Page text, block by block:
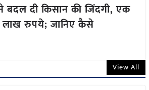
बदल दी किसान की जिंदगी, एक
रुपये; जानिए कैसे
View All